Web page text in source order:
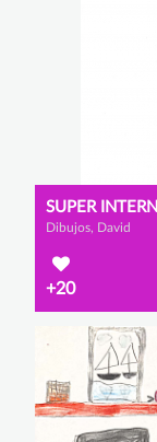
SUPER
Dibujos, David
+20